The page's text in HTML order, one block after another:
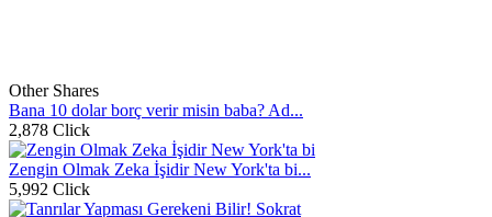
Other Shares
Bana 10 dolar borç verir misin baba? Ad...
2,878 Click
Zengin Olmak Zeka İşidir New York'ta bi...
5,992 Click